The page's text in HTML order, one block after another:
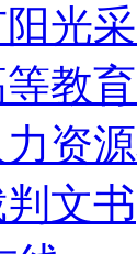
光
教
资
文书